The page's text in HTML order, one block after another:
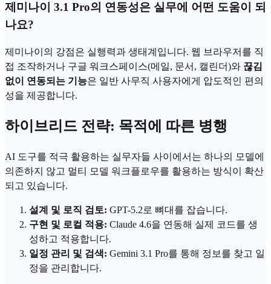
제미나이 3.1 Pro의 연동성은 실무에 어떤 도움이 되
나요?
제미나이의 강점은 실행력과 생태계입니다. 웹 브라우저를 직
접 조작하거나 구글 워크스페이스(메일, 문서, 캘린더)와 끊김
없이 연동되는 기능은 일반 사무직 사용자에게 압도적인 편의
성을 제공합니다.
하이브리드 전략: 목적에 따른 병행
AI 도구를 적극 활용하는 실무자들 사이에서는 하나의 모델에
의존하지 않고 멀티 모델 워크플로우를 활용하는 방식이 확산
되고 있습니다.
설계 및 로직 검토: GPT-5.2로 뼈대를 잡습니다.
구현 및 로컬 적용: Claude 4.6을 연동해 실제 코드를 생
성하고 적용합니다.
일정 관리 및 검색: Gemini 3.1 Pro를 통해 정보를 찾고 일
정을 관리합니다.